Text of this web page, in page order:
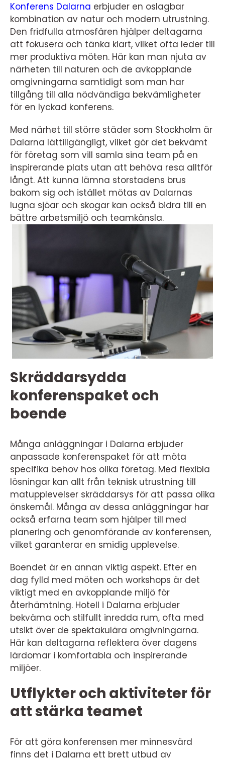
Konferens Dalarna erbjuder en oslagbar
kombination av natur och modern utrustning.
Den fridfulla atmosfären hjälper deltagarna
att fokusera och tänka klart, vilket ofta leder till
mer produktiva möten. Här kan man njuta av
närheten till naturen och de avkopplande
omgivningarna samtidigt som man har
tillgång till alla nödvändiga bekvämligheter
för en lyckad konferens.
Med närhet till större städer som Stockholm är
Dalarna lättillgängligt, vilket gör det bekvämt
för företag som vill samla sina team på en
inspirerande plats utan att behöva resa alltför
långt. Att kunna lämna storstadens brus
bakom sig och istället mötas av Dalarnas
lugna sjöar och skogar kan också bidra till en
bättre arbetsmiljö och teamkänsla.
Skräddarsydda
konferenspaket och
boende
Många anläggningar i Dalarna erbjuder
anpassade konferenspaket för att möta
specifika behov hos olika företag. Med flexibla
lösningar kan allt från teknisk utrustning till
matupplevelser skräddarsys för att passa olika
önskemål. Många av dessa anläggningar har
också erfarna team som hjälper till med
planering och genomförande av konferensen,
vilket garanterar en smidig upplevelse.
Boendet är en annan viktig aspekt. Efter en
dag fylld med möten och workshops är det
viktigt med en avkopplande miljö för
återhämtning. Hotell i Dalarna erbjuder
bekväma och stilfullt inredda rum, ofta med
utsikt över de spektakulära omgivningarna.
Här kan deltagarna reflektera över dagens
lärdomar i komfortabla och inspirerande
miljöer.
Utflykter och aktiviteter för
att stärka teamet
För att göra konferensen mer minnesvärd
finns det i Dalarna ett brett utbud av